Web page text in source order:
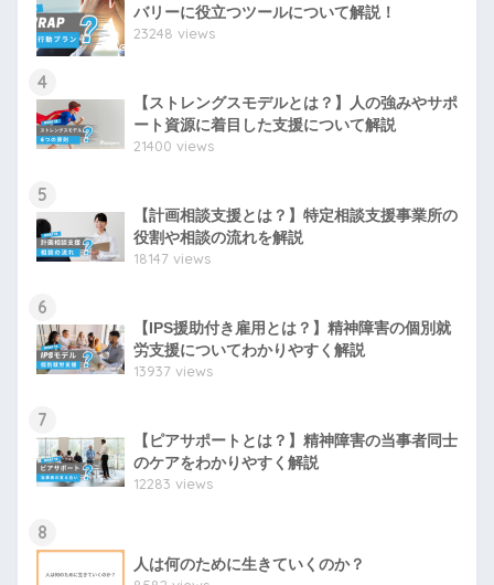
バリーに役立つツールについて解説！
23248 views
4
【ストレングスモデルとは？】人の強みやサポ
ート資源に着目した支援について解説
21400 views
5
【計画相談支援とは？】特定相談支援事業所の
役割や相談の流れを解説
18147 views
6
【IPS援助付き雇用とは？】精神障害の個別就
労支援についてわかりやすく解説
13937 views
7
【ピアサポートとは？】精神障害の当事者同士
のケアをわかりやすく解説
12283 views
8
人は何のために生きていくのか？